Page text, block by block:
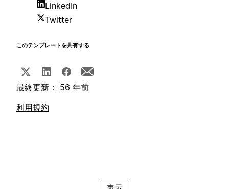
LinkedIn
Twitter
このテンプレートを共有する
最終更新： 56 年前
利用規約